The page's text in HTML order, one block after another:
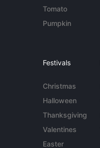
Tomato
Pumpkin
Festivals
Christmas
Halloween
Thanksgiving
Valentines
Easter